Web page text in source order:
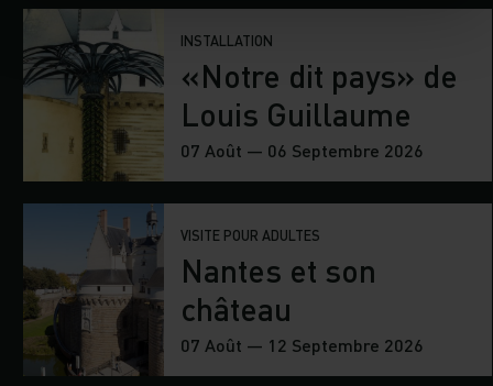
INSTALLATION
«Notre dit pays» de
Louis Guillaume
07 Août — 06 Septembre 2026
VISITE POUR ADULTES
Nantes et son
château
07 Août — 12 Septembre 2026